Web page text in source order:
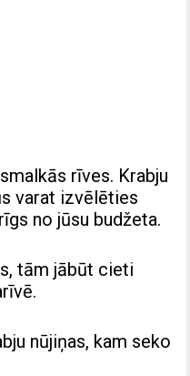
rīves. Krabju
varat izvēlēties
no jūsu budžeta.
tām jābūt cieti
nūjiņas, kam seko